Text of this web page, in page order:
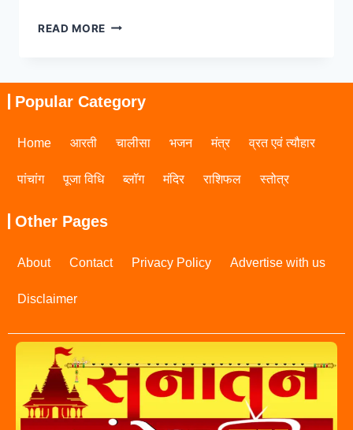
READ MORE
Popular Category
Home आरती चालीसा भजन मंत्र व्रत एवं त्यौहार
पांचांग पूजा विधि ब्लॉग मंदिर राशिफल स्तोत्र
Other Pages
About Contact Privacy Policy Advertise with us
Disclaimer